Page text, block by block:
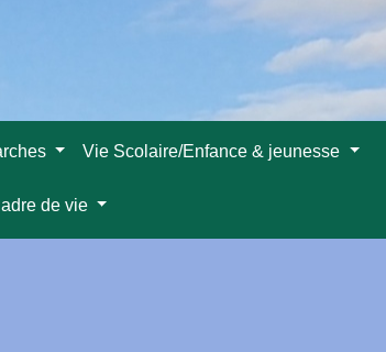
Vie Scolaire/Enfance & jeunesse
de vie